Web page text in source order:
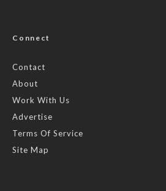
Connect
Contact
About
Work With Us
Advertise
Terms Of Service
Site Map